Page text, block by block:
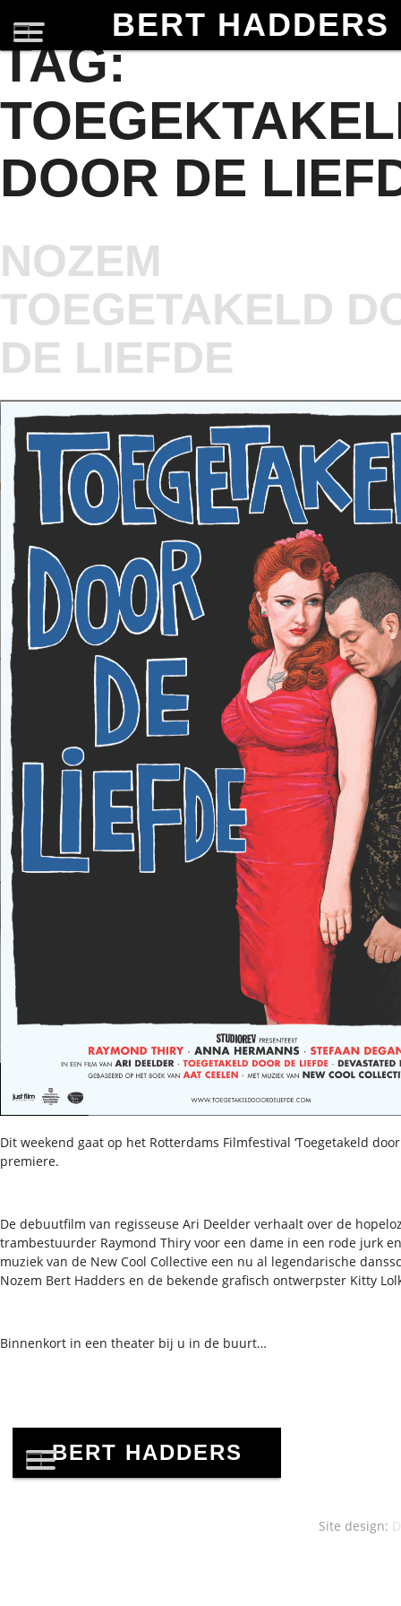
BERT HADDERS
TAG:
DOOR DE
NOZEM
TOEGETAKELD
DE LIEFDE
Dit weekend gaat op het Rotterdams Filmfestival ‘Toegetakeld
premiere.
De debuutfilm van regisseuse Ari Deelder verhaalt over de
trambestuurder Raymond Thiry voor een dame in een rode jurk
muziek van de New Cool Collective een nu al legendarische
Nozem Bert Hadders en de bekende grafisch ontwerpster Kitty
Binnenkort in een theater bij u in de buurt…
Site design: